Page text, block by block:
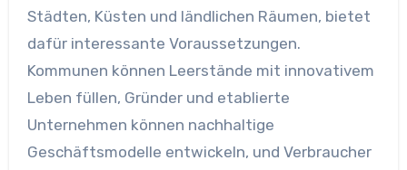
Städten, Küsten und ländlichen Räumen, bietet
dafür interessante Voraussetzungen.
Kommunen können Leerstände mit innovativem
Leben füllen, Gründer und etablierte
Unternehmen können nachhaltige
Geschäftsmodelle entwickeln, und Verbraucher